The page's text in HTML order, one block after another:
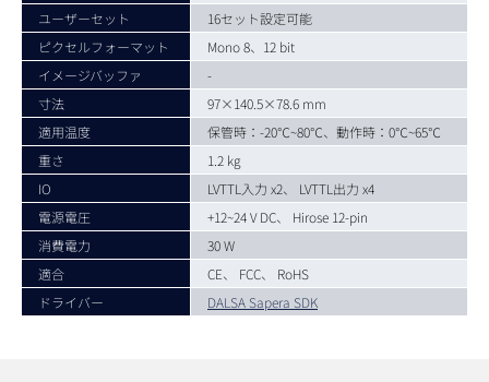
ユーザーセット
16セット設定可能
ピクセルフォーマット
Mono 8、12 bit
イメージバッファ
-
寸法
97×140.5×78.6 mm
適用温度
保管時：-20℃~80℃、動作時：0℃~65℃
重さ
1.2 kg
IO
LVTTL入力 x2、 LVTTL出力 x4
電源電圧
+12~24 V DC、 Hirose 12-pin
消費電力
30 W
適合
CE、 FCC、 RoHS
ドライバー
DALSA Sapera SDK